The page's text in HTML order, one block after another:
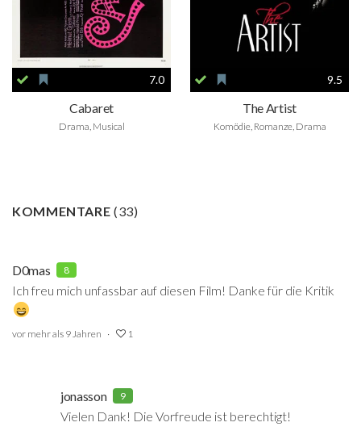
7.0
Cabaret
Drama, Musical
9.5
The Artist
Komödie, Romanze, Drama
KOMMENTARE(33)
D0mas 8
Ich freu mich unfassbar auf diesen Film! Danke für die Kritik
vor mehr als 9 Jahren 1
jonasson 9
Vielen Dank! Die Vorfreude ist berechtigt!